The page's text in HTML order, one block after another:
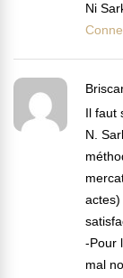
Ni
Il faut
N.
-Pour
mal